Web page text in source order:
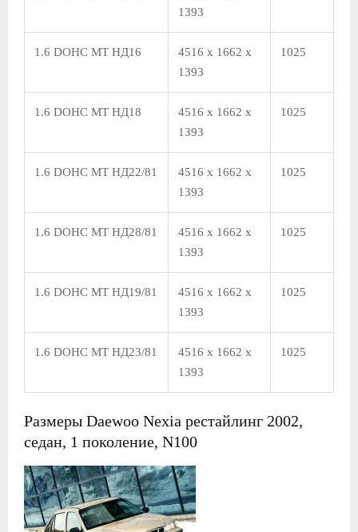
1393
1.6 DOHC MT НД16
4516 x 1662 x
1393
1025
1.6 DOHC MT НД18
4516 x 1662 x
1393
1025
1.6 DOHC MT НД22/81
4516 x 1662 x
1393
1025
1.6 DOHC MT НД28/81
4516 x 1662 x
1393
1025
1.6 DOHC MT НД19/81
4516 x 1662 x
1393
1025
1.6 DOHC MT НД23/81
4516 x 1662 x
1393
1025
Размеры Daewoo Nexia рестайлинг 2002,
седан, 1 поколение, N100